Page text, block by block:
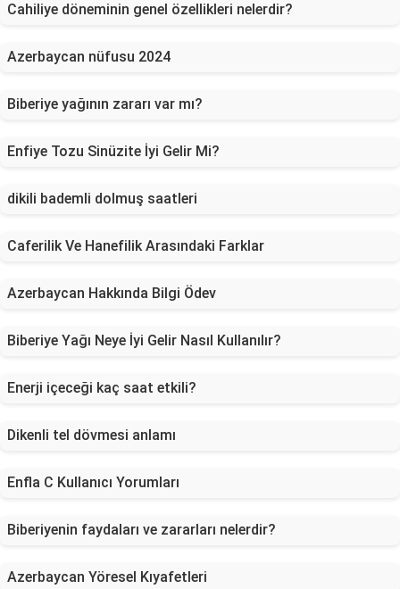
Cahiliye döneminin genel özellikleri nelerdir?
Azerbaycan nüfusu 2024
Biberiye yağının zararı var mı?
Enfiye Tozu Sinüzite İyi Gelir Mi?
dikili bademli dolmuş saatleri
Caferilik Ve Hanefilik Arasındaki Farklar
Azerbaycan Hakkında Bilgi Ödev
Biberiye Yağı Neye İyi Gelir Nasıl Kullanılır?
Enerji içeceği kaç saat etkili?
Dikenli tel dövmesi anlamı
Enfla C Kullanıcı Yorumları
Biberiyenin faydaları ve zararları nelerdir?
Azerbaycan Yöresel Kıyafetleri